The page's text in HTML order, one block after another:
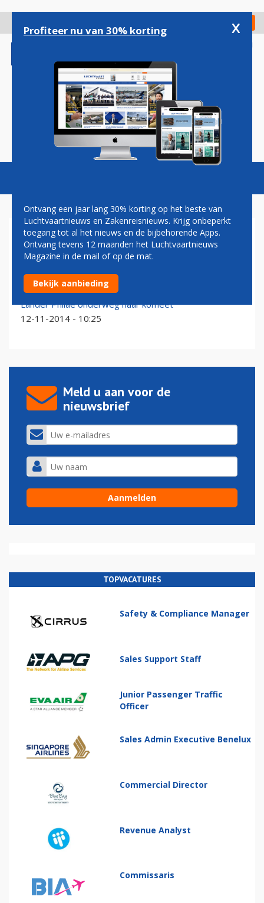
gaan
Check in
Magazine Podcasts Vacatures
ROSETTA
Verkenner ESA succesvol op komeet geland
12-11-2014 - 17:17
Lander Philae onderweg naar komeet
12-11-2014 - 10:25
Meld u aan voor de
nieuwsbrief
TOPVACATURES
Safety & Compliance Manager
Sales Support Staff
Junior Passenger Traffic
Officer
Sales Admin Executive Benelux
Commercial Director
Revenue Analyst
Commissaris
Profiteer nu van 30% korting x
Ontvang een jaar lang 30% korting op het beste van
Luchtvaartnieuws en Zakenreisnieuws. Krijg onbeperkt
toegang tot al het nieuws en de bijbehorende Apps.
Ontvang tevens 12 maanden het Luchtvaartnieuws
Magazine in de mail of op de mat.
Bekijk aanbieding